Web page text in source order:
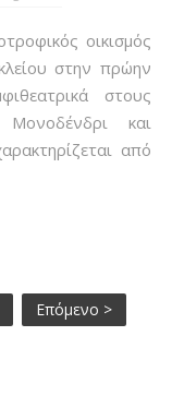
οικισμός
στην πρώην
στους
και
από
Επόμενο >